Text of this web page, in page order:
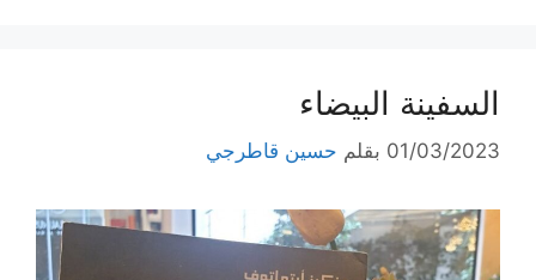
السفينة البيضاء
01/03/2023 بقلم حسين قاطرجي